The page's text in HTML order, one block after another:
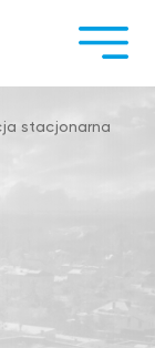
stacjonarna